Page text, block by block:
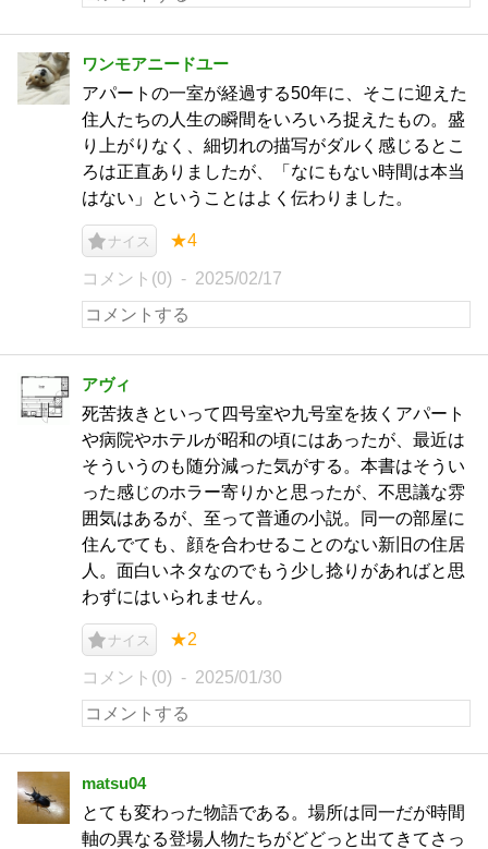
ワンモアニードユー
アパートの一室が経過する50年に、そこに迎えた
住人たちの人生の瞬間をいろいろ捉えたもの。盛
り上がりなく、細切れの描写がダルく感じるとこ
ろは正直ありましたが、「なにもない時間は本当
はない」ということはよく伝わりました。
ナイス ★4
コメント(0) 2025/02/17
アヴィ
死苦抜きといって四号室や九号室を抜くアパート
や病院やホテルが昭和の頃にはあったが、最近は
そういうのも随分減った気がする。本書はそうい
った感じのホラー寄りかと思ったが、不思議な雰
囲気はあるが、至って普通の小説。同一の部屋に
住んでても、顔を合わせることのない新旧の住居
人。面白いネタなのでもう少し捻りがあればと思
わずにはいられません。
ナイス ★2
コメント(0) 2025/01/30
matsu04
とても変わった物語である。場所は同一だが時間
軸の異なる登場人物たちがどどっと出てきてさっ